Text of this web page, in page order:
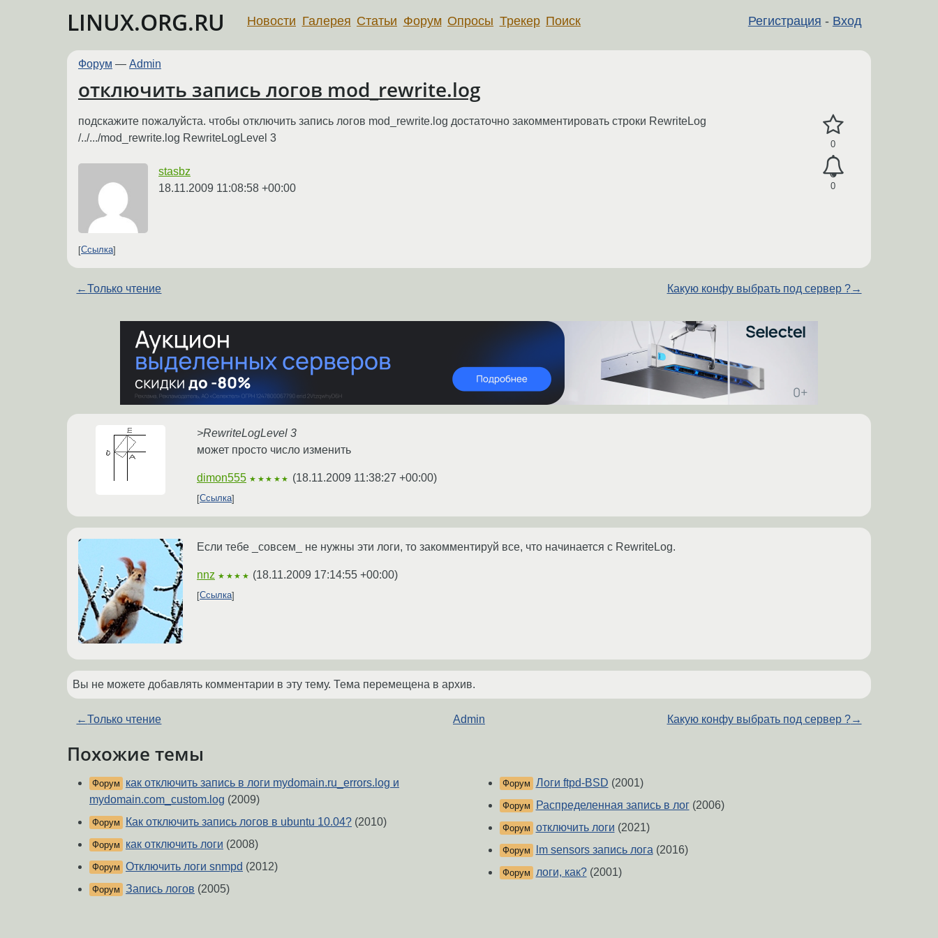
LINUX.ORG.RU Регистрация - Вход
Новости Галерея Статьи Форум Опросы Трекер Поиск
Форум — Admin
отключить запись логов mod_rewrite.log
0
0
подскажите пожалуйста. чтобы отключить запись логов mod_rewrite.log достаточно закомментировать строки RewriteLog
/../.../mod_rewrite.log RewriteLogLevel 3
stasbz
18.11.2009 11:08:58 +00:00
Ссылка
←Только чтение Какую конфу выбрать под сервер ?→
>RewriteLogLevel 3
может просто число изменить
dimon555 ★★★★★ (18.11.2009 11:38:27 +00:00)
Ссылка
Если тебе _совсем_ не нужны эти логи, то закомментируй все, что начинается с RewriteLog.
nnz ★★★★ (18.11.2009 17:14:55 +00:00)
Ссылка
Вы не можете добавлять комментарии в эту тему. Тема перемещена в архив.
←Только чтение Admin Какую конфу выбрать под сервер ?→
Похожие темы
Форум
как отключить запись в логи mydomain.ru_errors.log и
mydomain.com_custom.log (2009)
Форум Как отключить запись логов в ubuntu 10.04? (2010)
Форум как отключить логи (2008)
Форум Отключить логи snmpd (2012)
Форум Запись логов (2005)
Форум Логи ftpd-BSD (2001)
Форум Распределенная запись в лог(2006)
Форум отключить логи (2021)
Форум lm sensors запись лога(2016)
Форум логи, как?(2001)